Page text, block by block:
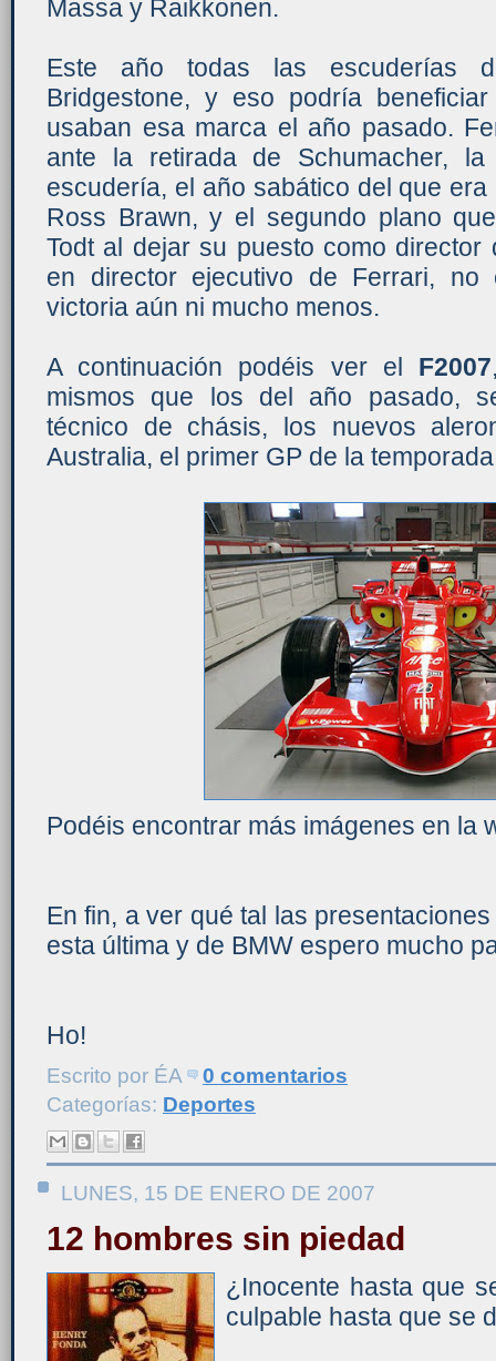
Massa y Raikkonen.
Este año todas las escuderías
Bridgestone, y eso podría
usaban esa marca el año pasado.
ante la retirada de Schumacher,
escudería, el año sabático del que
Ross Brawn, y el segundo plano
Todt al dejar su puesto como
en director ejecutivo de Ferrari,
victoria aún ni mucho menos.
A continuación podéis ver el F2007
mismos que los del año pasado,
técnico de chásis, los nuevos
Australia, el primer GP de la
Podéis encontrar más imágenes en la
En fin, a ver qué tal las
esta última y de BMW espero mucho
Ho!
Escrito por ÉA
0 comentarios
Categorías: Deportes
LUNES, 15 DE ENERO DE 2007
12 hombres sin piedad
¿Inocente hasta que
culpable hasta que se